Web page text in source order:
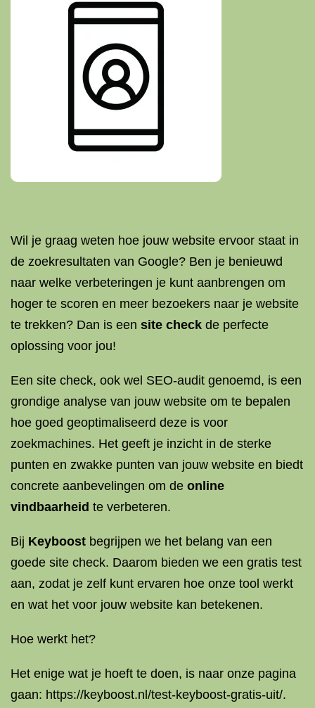
Wil je graag weten hoe jouw website ervoor staat in
de zoekresultaten van Google? Ben je benieuwd
naar welke verbeteringen je kunt aanbrengen om
hoger te scoren en meer bezoekers naar je website
te trekken? Dan is een site check de perfecte
oplossing voor jou!
Een site check, ook wel SEO-audit genoemd, is een
grondige analyse van jouw website om te bepalen
hoe goed geoptimaliseerd deze is voor
zoekmachines. Het geeft je inzicht in de sterke
punten en zwakke punten van jouw website en biedt
concrete aanbevelingen om de online
vindbaarheid te verbeteren.
Bij Keyboost begrijpen we het belang van een
goede site check. Daarom bieden we een gratis test
aan, zodat je zelf kunt ervaren hoe onze tool werkt
en wat het voor jouw website kan betekenen.
Hoe werkt het?
Het enige wat je hoeft te doen, is naar onze pagina
gaan: https://keyboost.nl/test-keyboost-gratis-uit/.